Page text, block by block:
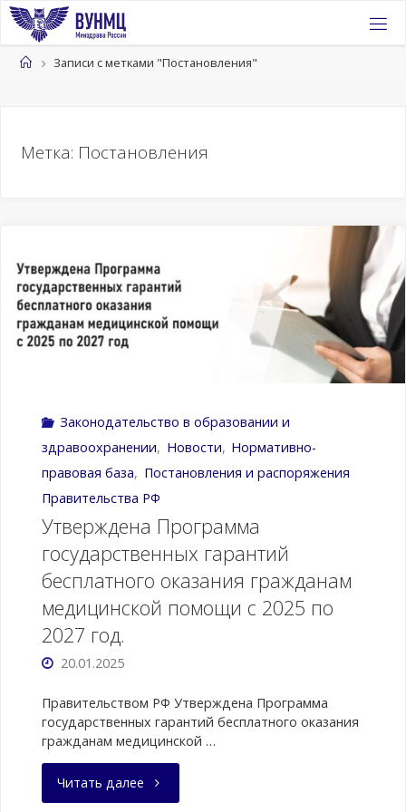
Перейти
содержимому
ГлавнаяЗаписи с метками "Постановления"
Метка: Постановления
Законодательство в образовании и
здравоохранении, Новости, Нормативно-
правовая база, Постановления и распоряжения
Правительства РФ
Утверждена Программа
государственных гарантий
бесплатного оказания гражданам
медицинской помощи с 2025 по
2027 год.
20.01.2025
Правительством РФ Утверждена Программа
государственных гарантий бесплатного оказания
гражданам медицинской …
Читать далее"Утверждена